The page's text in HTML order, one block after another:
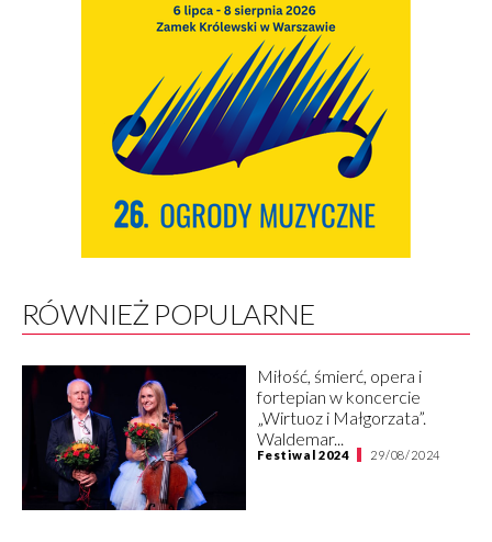
RÓWNIEŻ POPULARNE
Miłość, śmierć, opera i
fortepian w koncercie
„Wirtuoz i Małgorzata”.
Waldemar...
Festiwal 2024 29/08/2024